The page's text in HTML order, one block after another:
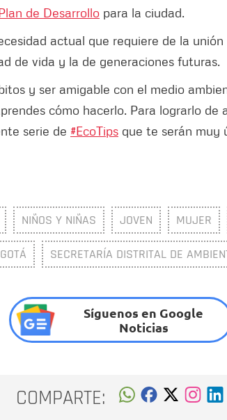
de Desarrollo para la ciudad.
actual que requiere de la
de vida y la de generaciones futuras.
y ser amigable con el medio
cómo hacerlo. Para lograrlo de
serie de #EcoTips que te serán muy
NIÑOS Y NIÑAS JOVEN MUJER
SECRETARÍA DISTRITAL DE
Síguenos en Google
Noticias
COMPARTE: